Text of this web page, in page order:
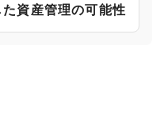
資産管理の可能性